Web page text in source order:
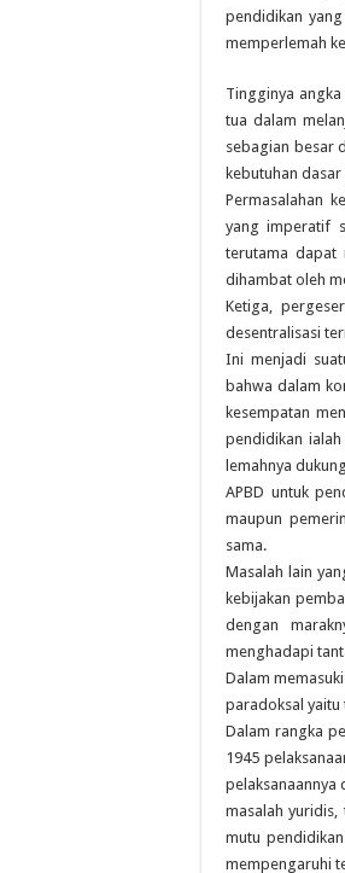
pendidikan
memperlemah
Tingginya
tua dalam
sebagian besar
kebutuhan
Permasalahan
yang imperatif
terutama dapat
dihambat oleh
Ketiga,
desentralisasi
Ini menjadi
bahwa dalam
kesempatan
pendidikan
lemahnya
APBD untuk
maupun
sama.
Masalah lain
kebijakan
dengan
menghadapi
Dalam
paradoksal yaitu
Dalam rangka
1945
pelaksanaannya
masalah
mutu
mempengaruhi